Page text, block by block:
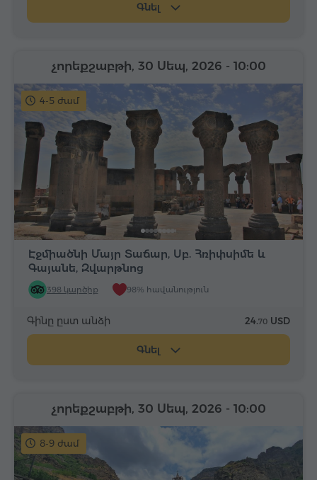
Գնել
4-5 ժամ
Էջմիածնի Մայր Տաճար, Սբ. Հռիփսիմե և
Գայանե, Զվարթնոց
398 կարծիք 98% հավանություն
չորեքշաբթի, 30 Սեպ, 2026 - 10:00
Գինը ըստ անձի 24.70 USD
Գնել
8-9 ժամ
չորեքշաբթի, 30 Սեպ, 2026 - 10:00